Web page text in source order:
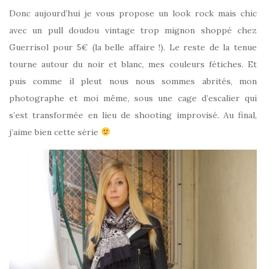
Donc aujourd’hui je vous propose un look rock mais chic
avec un pull doudou vintage trop mignon shoppé chez
Guerrisol pour 5€ (la belle affaire !). Le reste de la tenue
tourne autour du noir et blanc, mes couleurs fétiches. Et
puis comme il pleut nous nous sommes abrités, mon
photographe et moi même, sous une cage d’escalier qui
s’est transformée en lieu de shooting improvisé. Au final,
j’aime bien cette série